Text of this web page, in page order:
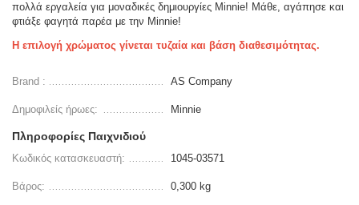
πολλά εργαλεία για μοναδικές δημιουργίες Minnie! Μάθε, αγάπησε και
φτιάξε φαγητά παρέα με την Minnie!
Η επιλογή χρώματος γίνεται τυζαία και βάση διαθεσιμότητας.
Brand : AS Company
Δημοφιλείς ήρωες: Minnie
Πληροφορίες Παιχνιδιού
Κωδικός κατασκευαστή: 1045-03571
Βάρος: 0,300 kg